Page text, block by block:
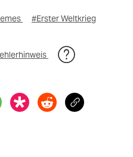
#Erster Weltkrieg